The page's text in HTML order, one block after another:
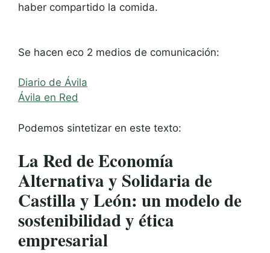
haber compartido la comida.
Se hacen eco 2 medios de comunicación:
Diario de Ávila
Ávila en Red
Podemos sintetizar en este texto:
La Red de Economía
Alternativa y Solidaria de
Castilla y León: un modelo de
sostenibilidad y ética
empresarial